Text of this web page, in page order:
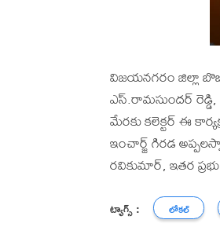
విజయనగరం జిల్లా
ఎస్.రామసుందర్
మేరకు కలెక్టర్ ఈ
ఇంచార్జ్ గిరడ
రవికుమార్, ఇతర
ట్యాగ్స్ : లోకల్